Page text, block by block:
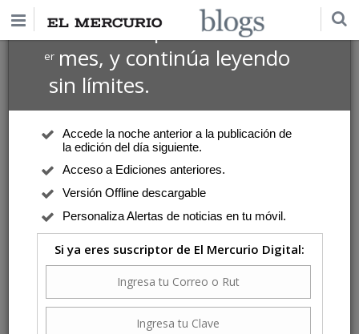
Suscríbete por $1 USD
ermes, y continúa leyendo
sin límites.
Accede la noche anterior a la publicación de
la edición del día siguiente.
Acceso a Ediciones anteriores.
Versión Offline descargable
Personaliza Alertas de noticias en tu móvil.
Si ya eres suscriptor de El Mercurio Digital: